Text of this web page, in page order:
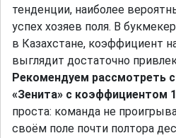
тенденции, наиболее
успех хозяев поля. В
в Казахстане, коэффициент
выглядит достаточно
Рекомендуем рассмотреть
«Зенита» с коэффициентом
проста: команда не
своём поле почти полтора